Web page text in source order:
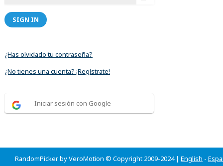
SIGN IN
¿Has olvidado tu contraseña?
¿No tienes una cuenta? ¡Regístrate!
Iniciar sesión con Google
RandomPicker by VeroMotion © Copyright 2009-2024 | English -